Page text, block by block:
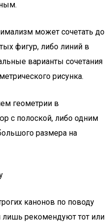
может сочетать до
фигур, либо линий в
варианты сочетания
рисунка.
геометрии в
с полоской, либо одним
размера на
канонов по поводу
рекомендуют тот или